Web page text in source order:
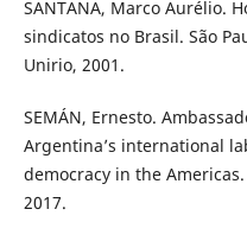
SANTANA, Marco Aurélio.
sindicatos no Brasil. São
Unirio, 2001.
SEMÁN, Ernesto.
Argentina’s international
democracy in the
2017.